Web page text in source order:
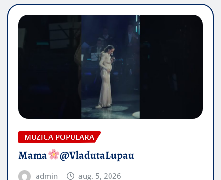
MUZICA POPULARA
Mama @VladutaLupau
admin aug. 5, 2026